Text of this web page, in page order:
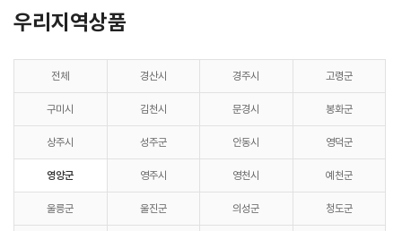
우리지역상품
전체 경산시 경주시 고령군
구미시 김천시 문경시 봉화군
상주시 성주군 안동시 영덕군
영양군 영주시 영천시 예천군
울릉군 울진군 의성군 청도군